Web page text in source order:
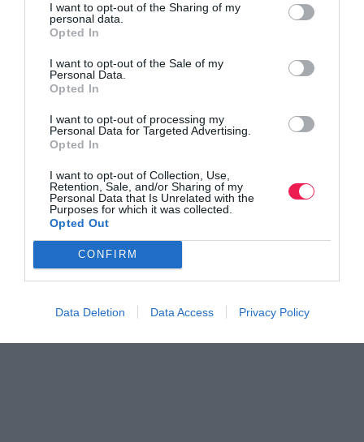
I want to opt-out of the Sharing of my
personal data.
Opted In
I want to opt-out of the Sale of my
Personal Data.
Opted In
I want to opt-out of processing my
Personal Data for Targeted Advertising.
Opted In
I want to opt-out of Collection, Use,
Retention, Sale, and/or Sharing of my
Personal Data that Is Unrelated with the
Purposes for which it was collected.
Opted Out
CONFIRM
Data Deletion Data Access Privacy Policy
12ος Δρόμος Αθανάτων
Δείτε την προκήρυξη της διοργάνωσης